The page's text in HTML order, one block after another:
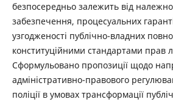
безпосередньо залежить від
забезпечення, процесуальних
узгодженості публічно-владних
конституційними стандартами прав
Сформульовано пропозиції щодо
адміністративно-правового
поліції в умовах трансформації